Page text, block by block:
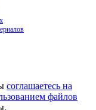
соглашаетесь на
файлов